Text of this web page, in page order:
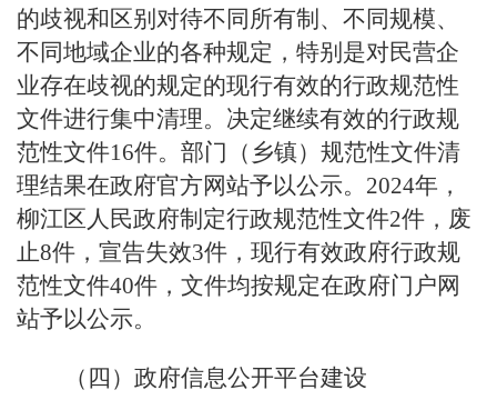
的歧视和区别对待不同所有制、不同规模、
不同地域企业的各种规定，特别是对民营企
业存在歧视的规定的现行有效的行政规范性
文件进行集中清理。决定继续有效的行政规
范性文件16件。部门（乡镇）规范性文件清
理结果在政府官方网站予以公示。2024年，
柳江区人民政府制定行政规范性文件2件，废
止8件，宣告失效3件，现行有效政府行政规
范性文件40件，文件均按规定在政府门户网
站予以公示。
（四）政府信息公开平台建设